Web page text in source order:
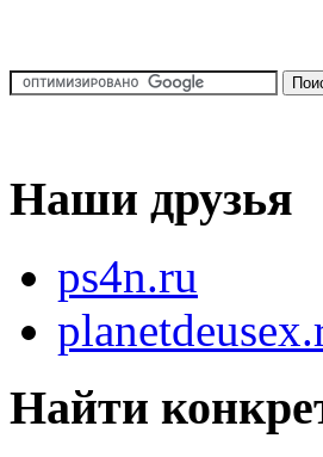
Наши друзья
ps4n.ru
Найти